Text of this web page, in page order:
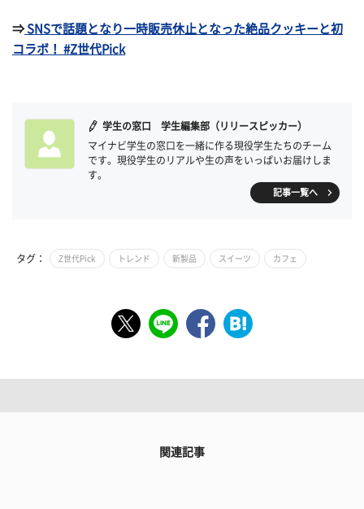
⇒SNSで話題となり一時販売休止となった絶品クッキーと初
コラボ！ #Z世代Pick
学生の窓口 学生編集部（リリースピッカー）
マイナビ学生の窓口を一緒に作る現役学生たちのチーム
です。現役学生のリアルや生の声をいっぱいお届けしま
す。
記事一覧へ
タグ： Z世代Pick トレンド 新製品 スイーツ カフェ
関連記事